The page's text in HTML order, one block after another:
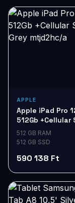
APPLE
Apple iPad Pro
512Gb +Cellular
Grey mtjd2hc/a
512 GB RAM
512 GB SSD
590 138 Ft